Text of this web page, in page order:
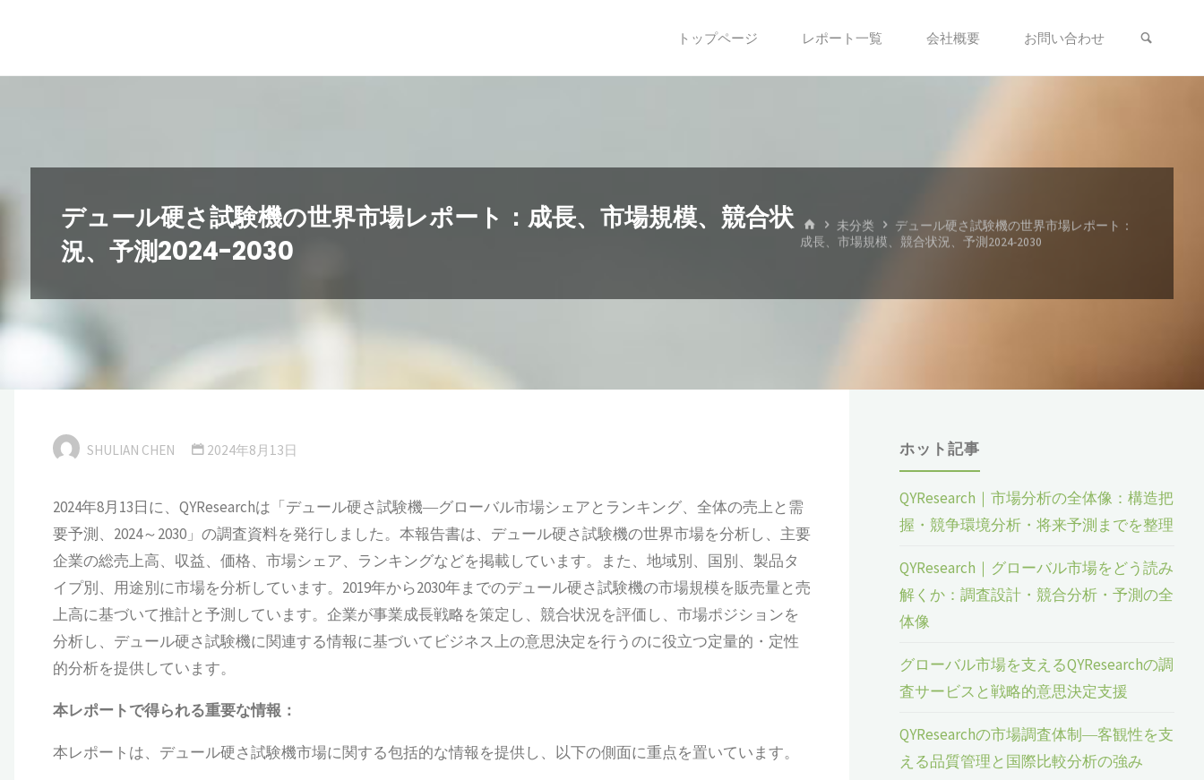
キ
トップページ レポート一覧 会社概要 お問い合わせ
デュール硬さ試験機の世界市場レポート：成長、市場規模、競合状
況、予測2024-2030
ホ
ー
未分类
デュール硬さ試験機の世界市場レポート：
成長、市場規模、競合状況、予測2024-2030
SHULIAN CHEN 2024年8月13日
2024年8月13日に、QYResearchは「デュール硬さ試験機―グローバル市場シェアとランキング、全体の売上と需
要予測、2024～2030」の調査資料を発行しました。本報告書は、デュール硬さ試験機の世界市場を分析し、主要
企業の総売上高、収益、価格、市場シェア、ランキングなどを掲載しています。また、地域別、国別、製品タ
イプ別、用途別に市場を分析しています。2019年から2030年までのデュール硬さ試験機の市場規模を販売量と売
上高に基づいて推計と予測しています。企業が事業成長戦略を策定し、競合状況を評価し、市場ポジションを
分析し、デュール硬さ試験機に関連する情報に基づいてビジネス上の意思決定を行うのに役立つ定量的・定性
的分析を提供しています。
本レポートで得られる重要な情報：
本レポートは、デュール硬さ試験機市場に関する包括的な情報を提供し、以下の側面に重点を置いています。
ホット記事
QYResearch｜市場分析の全体像：構造把
握・競争環境分析・将来予測までを整理
QYResearch｜グローバル市場をどう読み
解くか：調査設計・競合分析・予測の全
体像
グローバル市場を支えるQYResearchの調
査サービスと戦略的意思決定支援
QYResearchの市場調査体制―客観性を支
える品質管理と国際比較分析の強み